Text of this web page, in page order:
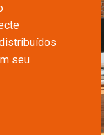
seu